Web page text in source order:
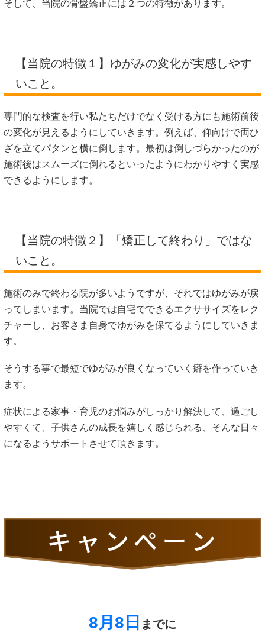
そして、当院の骨盤矯正には２つの特徴があります。
【当院の特徴１】ゆがみの変化が実感しやす
いこと。
専門的な検査を行い私たちだけでなく受ける方にも施術前後
の変化が見えるようにしていきます。例えば、仰向けで両ひ
ざを立てパタンと横に倒します。最初は倒しづらかったのが
施術後はスムーズに倒れるといったようにわかりやすく実感
できるようにします。
【当院の特徴２】「矯正して終わり」ではな
いこと。
施術のみで終わる院が多いようですが、それではゆがみが戻
ってしまいます。当院では自宅でできるエクササイズをレク
チャーし、お客さま自身でゆがみを保てるようにしていきま
す。
そうする事で最短でゆがみが良くなっていく癖を作っていき
ます。
症状による家事・育児のお悩みがしっかり解決して、過ごし
やすくて、子供さんの成長を嬉しく感じられる、そんな日々
になるようサポートさせて頂きます。
8月8 日 までに